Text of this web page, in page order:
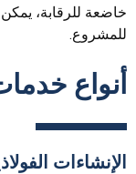
خاضعة للرقابة،
للمشروع.
أنواع
الإنشاءات